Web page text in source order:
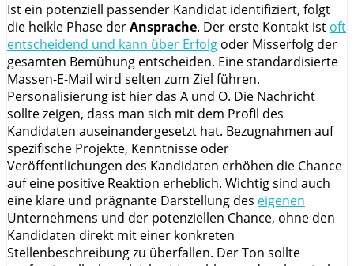
Ist ein potenziell passender Kandidat identifiziert, folgt
die heikle Phase derAnsprache. Der erste Kontakt ist oft
entscheidend und kann über Erfolg oder Misserfolg der
gesamten Bemühung entscheiden. Eine standardisierte
Massen-E-Mail wird selten zum Ziel führen.
Personalisierung ist hier das A und O. Die Nachricht
sollte zeigen, dass man sich mit dem Profil des
Kandidaten auseinandergesetzt hat. Bezugnahmen auf
spezifische Projekte, Kenntnisse oder
Veröffentlichungen des Kandidaten erhöhen die Chance
auf eine positive Reaktion erheblich. Wichtig sind auch
eine klare und prägnante Darstellung des eigenen
Unternehmens und der potenziellen Chance, ohne den
Kandidaten direkt mit einer konkreten
Stellenbeschreibung zu überfallen. Der Ton sollte